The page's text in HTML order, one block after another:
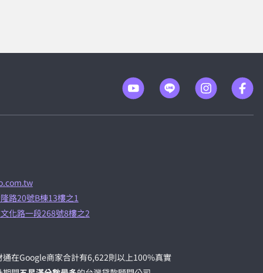
路20號B棟13樓之1
化路一段268號8樓之2
在Google商家合計有6,622則以上100%真實